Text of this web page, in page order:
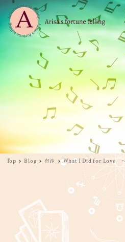
Top Blog 有沙 What I Did for Love ～